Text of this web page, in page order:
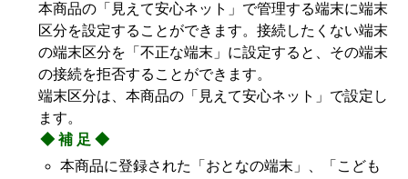
本商品の「見えて安心ネット」で管理する端末に端末
区分を設定することができます。接続したくない端末
の端末区分を「不正な端末」に設定すると、その端末
の接続を拒否することができます。
端末区分は、本商品の「見えて安心ネット」で設定し
ます。
◆補足◆
本商品に登録された「おとなの端末」、「こども